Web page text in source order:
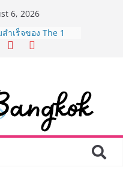
6, 2026
ำเร็จของ The 1
ปญสู่ Shopping
ที่แข็งแกร่งของ
อดขายสูงสุดในรอบ
นหน้าสร้าง Green
ลื่อนการท่องเที่ยว